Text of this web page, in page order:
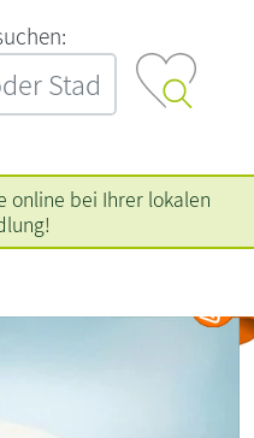
online bei Ihrer lokalen